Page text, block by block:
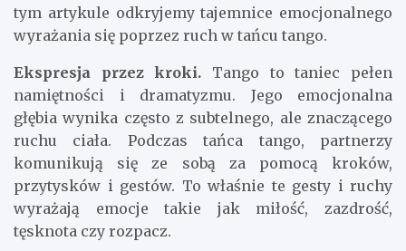
tym artykule odkryjemy tajemnice emocjonalnego
wyrażania się poprzez ruch w tańcu tango.
Ekspresja przez kroki. Tango to taniec pełen
namiętności i dramatyzmu. Jego emocjonalna
głębia wynika często z subtelnego, ale znaczącego
ruchu ciała. Podczas tańca tango, partnerzy
komunikują się ze sobą za pomocą kroków,
przytysków i gestów. To właśnie te gesty i ruchy
wyrażają emocje takie jak miłość, zazdrość,
tęsknota czy rozpacz.